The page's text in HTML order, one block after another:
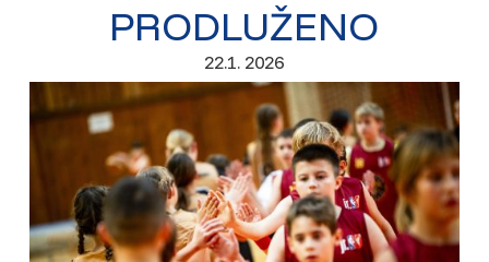
PRODLUŽENO
22.1. 2026